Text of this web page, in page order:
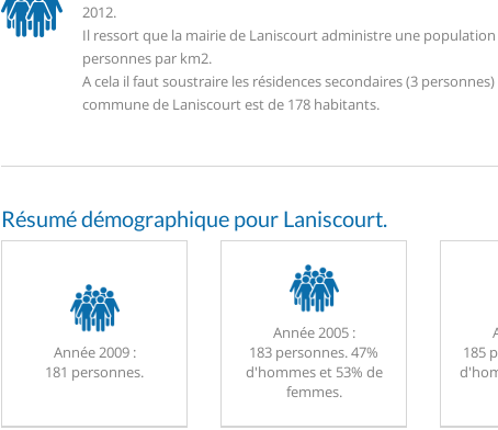
2012.
Il ressort que la mairie de Laniscourt administre une
personnes par km2.
A cela il faut soustraire les résidences secondaires (3
commune de Laniscourt est de 178 habitants.
Résumé démographique pour Laniscourt.
Année 2009 :
181 personnes.
Année 2005 :
183 personnes. 47%
d'hommes et 53% de
femmes.
185